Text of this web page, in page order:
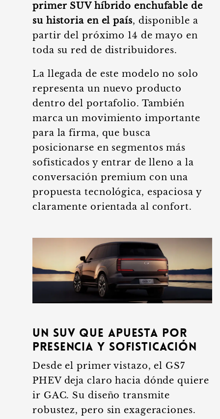
primer SUV híbrido enchufable de
su historia en el país, disponible a
partir del próximo 14 de mayo en
toda su red de distribuidores.
La llegada de este modelo no solo
representa un nuevo producto
dentro del portafolio. También
marca un movimiento importante
para la firma, que busca
posicionarse en segmentos más
sofisticados y entrar de lleno a la
conversación premium con una
propuesta tecnológica, espaciosa y
claramente orientada al confort.
Un SUV que apuesta por
presencia y sofisticación
Desde el primer vistazo, el GS7
PHEV deja claro hacia dónde quiere
ir GAC. Su diseño transmite
robustez, pero sin exageraciones.